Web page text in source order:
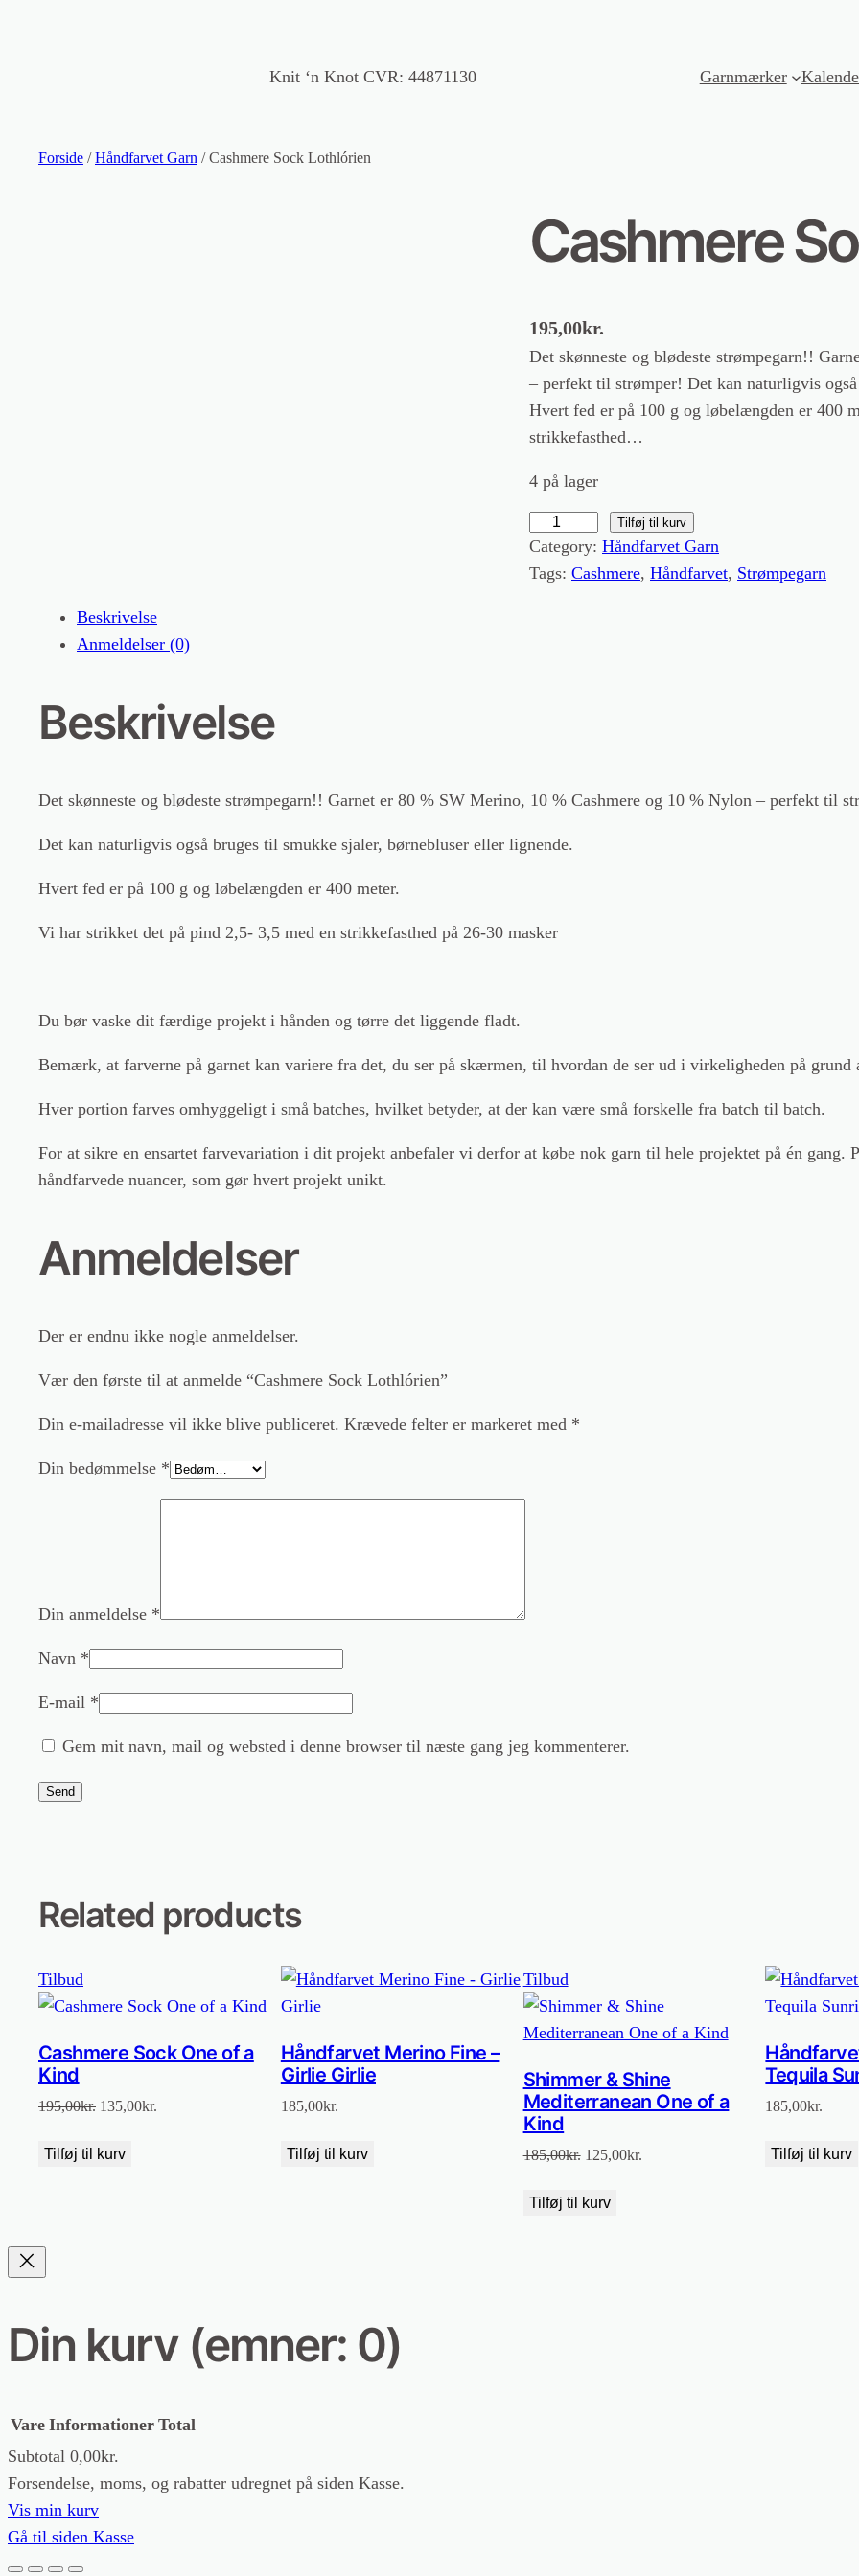
Knit ‘n Knot CVR: 44871130 Garnmærker
Forside /Håndfarvet Garn / Cashmere Sock Lothlórien
Cashmere
195,00kr.
Det skønneste og blødeste strømpegarn!!
– perfekt til strømper! Det kan naturligvis
Hvert fed er på 100 g og løbelængden er 400
strikkefasthed…
4 på lager
a
s
c
L
h
e
a
Tilføj til kurv
Category: Håndfarvet Garn
Tags: Cashmere, Håndfarvet, Strømpegarn
Beskrivelse
Anmeldelser (0)
Beskrivelse
Det skønneste og blødeste strømpegarn!! Garnet er 80 % SW Merino, 10 % Cashmere og 10 % Nylon – perfekt til
Det kan naturligvis også bruges til smukke sjaler, børnebluser eller lignende.
Hvert fed er på 100 g og løbelængden er 400 meter.
Vi har strikket det på pind 2,5- 3,5 med en strikkefasthed på 26-30 masker
Du bør vaske dit færdige projekt i hånden og tørre det liggende fladt.
Bemærk, at farverne på garnet kan variere fra det, du ser på skærmen, til hvordan de ser ud i virkeligheden på
Hver portion farves omhyggeligt i små batches, hvilket betyder, at der kan være små forskelle fra batch til batch.
For at sikre en ensartet farvevariation i dit projekt anbefaler vi derfor at købe nok garn til hele projektet på én gang.
håndfarvede nuancer, som gør hvert projekt unikt.
Anmeldelser
Der er endnu ikke nogle anmeldelser.
Vær den første til at anmelde “Cashmere Sock Lothlórien”
Din e-mailadresse vil ikke blive publiceret. Krævede felter er markeret med *
Din bedømmelse *
Din anmeldelse *
Navn *
E-mail *
Gem mit navn, mail og websted i denne browser til næste gang jeg kommenterer.
Related products
Tilbud
på
Cashmere Sock One of a
Kind
195,00kr. Den
pris
135,00kr.
Tilføj til kurv
Håndfarvet Merino Fine –
Girlie Girlie
185,00kr.
Tilføj til kurv
TilbudVare
på
tilbud
Shimmer & Shine
Mediterranean One of a
Kind
185,00kr. Den
pris
125,00kr.
Tilføj til kurv
Tequila
185,00kr.
Tilføj til kurv
Din kurv (emner: 0)
Varer
i
Vare Informationer Total
Subtotal 0,00kr.
Forsendelse, moms, og rabatter udregnet på siden Kasse.
Vis min kurv
Gå til siden Kasse